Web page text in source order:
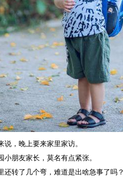
说，晚上要来家里家访。
小朋友家长，莫名有点紧张。
还转了几个弯，难道是出啥急事了吗？